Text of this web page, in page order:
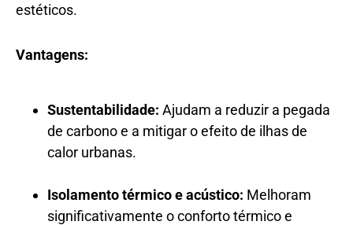
estéticos.
Vantagens:
Sustentabilidade: Ajudam a reduzir a pegada
de carbono e a mitigar o efeito de ilhas de
calor urbanas.
Isolamento térmico e acústico: Melhoram
significativamente o conforto térmico e